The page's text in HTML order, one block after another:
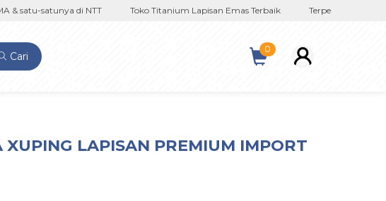
satu-satunya di NTT Toko Titanium Lapisan Emas Terbaik Terpercaya Sejak 2017
Cari
0
LAPISAN PREMIUM IMPORT